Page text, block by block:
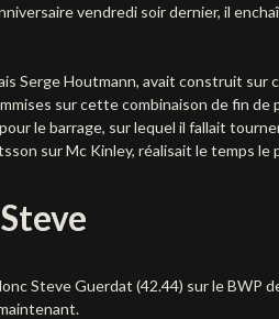
vendredi soir dernier, il
Serge Houtmann, avait construit
sur cette combinaison de fin de
le barrage, sur lequel il fallait
sur Mc Kinley, réalisait le temps
Steve Guerdat (42.44) sur le BWP